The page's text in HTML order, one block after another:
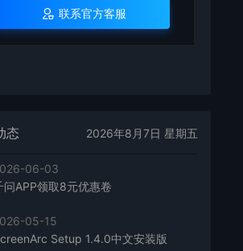
联系官方客服
态 2026年8月7日 星期五
06-03
问APP领取8元优惠卷
05-15
Setup 1.4.0中文安装版